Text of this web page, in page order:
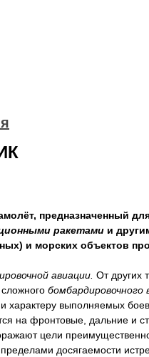
предназначенный
ракетами и
и морских объектов
авиации. От других
бомбардировочного
характеру выполняемых
на фронтовые, дальние и
цели
досягаемости